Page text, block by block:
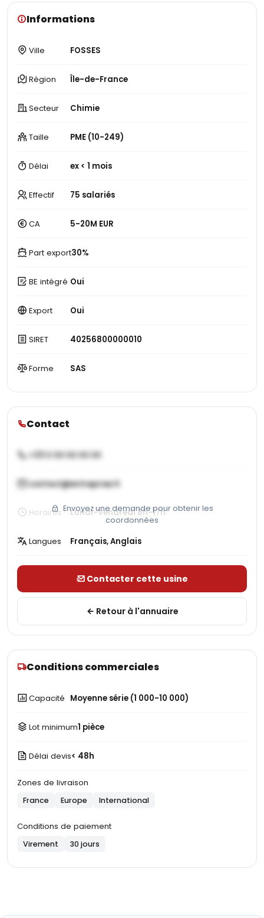
Informations
Ville FOSSES
Région Île-de-France
Secteur Chimie
Taille PME (10-249)
Délai ex < 1 mois
Effectif 75 salariés
CA 5-20M EUR
Part export30%
BE intégré Oui
Export Oui
SIRET 40256800000010
Forme SAS
Contact
+33 X XX XX XX XX
contact@entreprise.fr
Envoyez une demande pour obtenir les
coordonnées
Horaires Lundi-Vendredi 8h-17h
Langues Français, Anglais
Contacter cette usine
Retour à l'annuaire
Conditions commerciales
Capacité Moyenne série (1 000-10 000)
Lot minimum1 pièce
Délai devis< 48h
Zones de livraison
France Europe International
Conditions de paiement
Virement 30 jours